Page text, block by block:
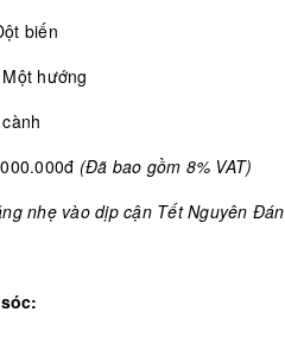
biến
hướng
(Đã bao gồm 8% VAT)
nhẹ vào dịp cận Tết Nguyên Đán